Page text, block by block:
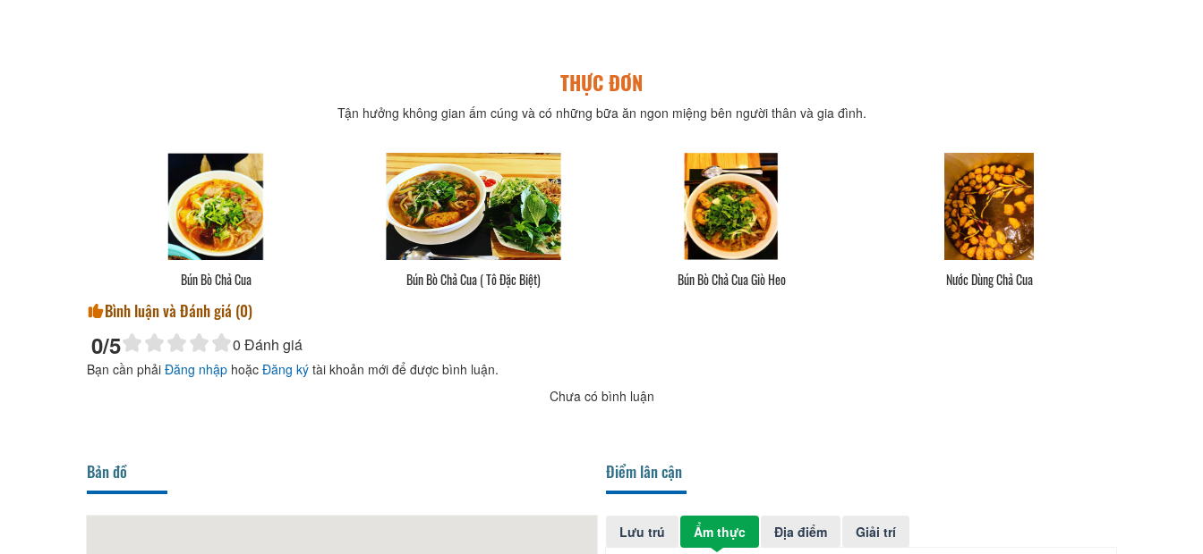
THỰC ĐƠN
Tận hưởng không gian ấm cúng và có những bữa ăn ngon miệng bên người thân và gia đình.
Bún Bò Chả Cua Bún Bò Chả Cua ( Tô Đặc Biệt) Bún Bò Chả Cua Giò Heo Nước Dùng Chả Cua
Bình luận và Đánh giá (0)
0/5 0 Đánh giá
Bạn cần phải Đăng nhập hoặc Đăng ký tài khoản mới để được bình luận.
Chưa có bình luận
Bản đồ Điểm lân cận
Lưu trú Ẩm thực Địa điểm Giải trí